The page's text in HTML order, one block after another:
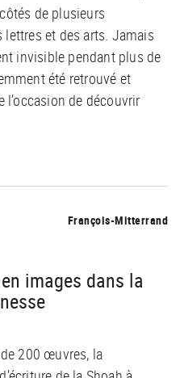
de plusieurs
et des arts. Jamais
invisible pendant plus de
été retrouvé et
de découvrir
François-Mitterrand
images dans la
200 œuvres, la